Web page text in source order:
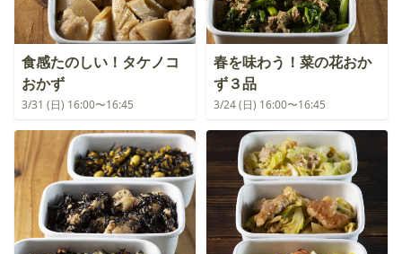
食感たのしい！タケノコ
おかず
3/31 (日) 16:00〜16:45
春を味わう！菜の花おか
ず３品
3/24 (日) 16:00〜16:45